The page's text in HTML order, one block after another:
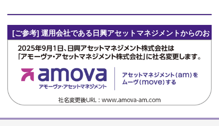
[ご参考] 運用会社である日興アセットマネジメントからのお
知らせ